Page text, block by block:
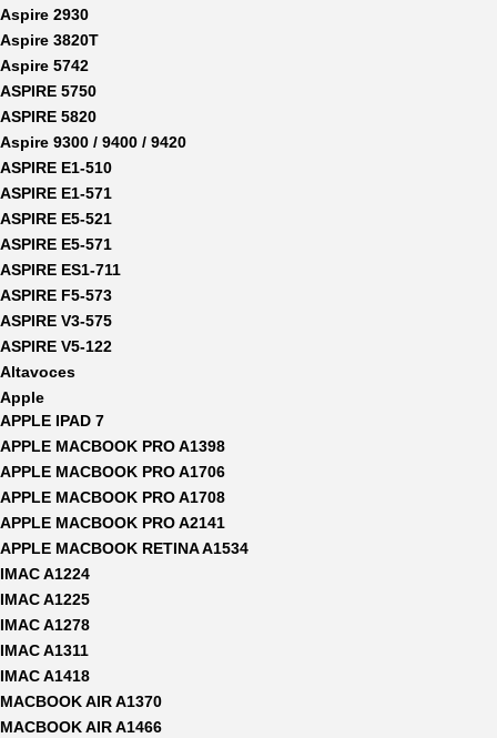
Aspire 2930
Aspire 3820T
Aspire 5742
ASPIRE 5750
ASPIRE 5820
Aspire 9300 / 9400 / 9420
ASPIRE E1-510
ASPIRE E1-571
ASPIRE E5-521
ASPIRE E5-571
ASPIRE ES1-711
ASPIRE F5-573
ASPIRE V3-575
ASPIRE V5-122
Altavoces
Apple
APPLE IPAD 7
APPLE MACBOOK PRO A1398
APPLE MACBOOK PRO A1706
APPLE MACBOOK PRO A1708
APPLE MACBOOK PRO A2141
APPLE MACBOOK RETINA A1534
IMAC A1224
IMAC A1225
IMAC A1278
IMAC A1311
IMAC A1418
MACBOOK AIR A1370
MACBOOK AIR A1466